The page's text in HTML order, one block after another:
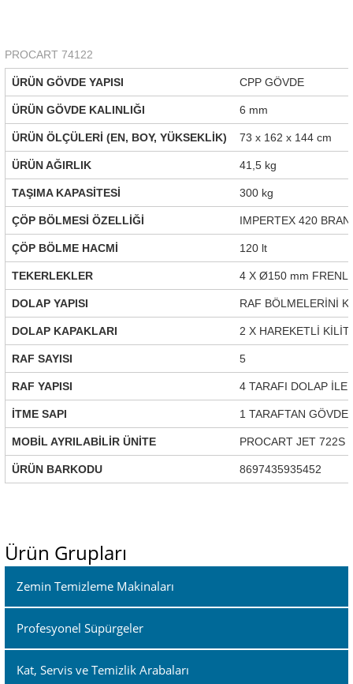
PROCART 74122
ÜRÜN GÖVDE YAPISI CPP GÖVDE
ÜRÜN GÖVDE KALINLIĞI 6 mm
ÜRÜN ÖLÇÜLERİ (EN, BOY, YÜKSEKLİK) 73 x 162 x 144 cm
ÜRÜN AĞIRLIK 41,5 kg
TAŞIMA KAPASİTESİ 300 kg
ÇÖP BÖLMESİ ÖZELLİĞİ IMPERTEX 420
ÇÖP BÖLME HACMİ 120 lt
TEKERLEKLER 4 X Ø150 mm
DOLAP YAPISI RAF BÖLMELERİNİ
DOLAP KAPAKLARI 2 X HAREKETLİ
RAF SAYISI 5
RAF YAPISI 4 TARAFI DOLAP İLE
İTME SAPI 1 TARAFTAN
MOBİL AYRILABİLİR ÜNİTE PROCART JET 722S
ÜRÜN BARKODU 8697435935452
Ürün Grupları
Zemin Temizleme Makinaları
Profesyonel Süpürgeler
Kat, Servis ve Temizlik Arabaları